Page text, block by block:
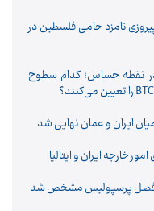
نامزد حامی فلسطین در
نقطه حساس؛ کدام سطوح
ایران و عمان نهایی شد
خارجه ایران و ایتالیا
فصل پرسپولیس مشخص شد